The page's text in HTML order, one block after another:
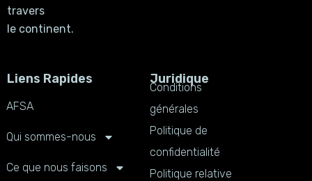
travers
le continent.
Liens Rapides
AFSA
Qui sommes-nous
Ce que nous faisons
Juridique
Conditions
générales
Politique de
confidentialité
Politique relative